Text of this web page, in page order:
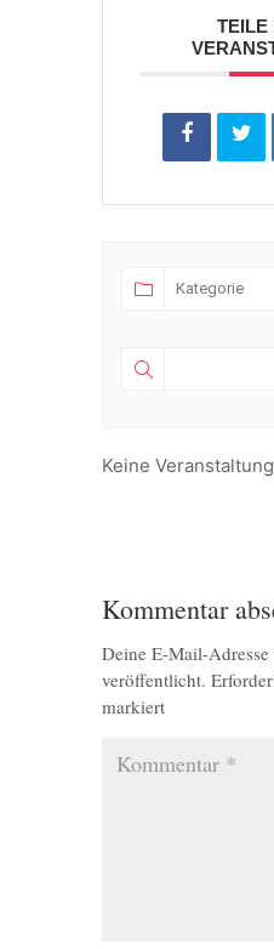
TEILE
Keine
Kommentar
Deine E-Mail-
veröffentlicht.
markiert